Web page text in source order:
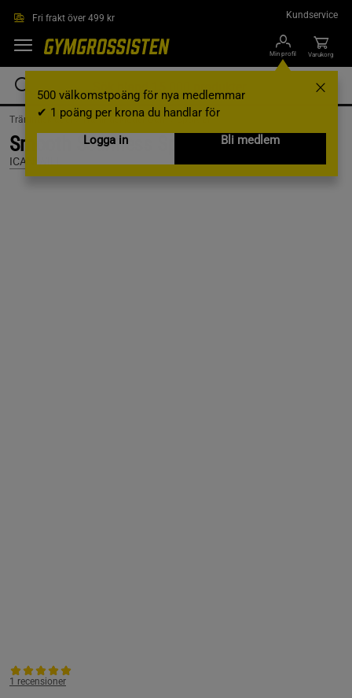
Fri frakt över 499 kr Kundservice
Min profil
500 välkomstpoäng för nya medlemmar
✔ 1 poäng per krona du handlar för
Logga in
Bli medlem
Varukorg
Träningskläder / Träningskläder Dam /Sport-BH
Smooth Seamless Sports Bra, Black, L
ICANIWILL
1 recensioner